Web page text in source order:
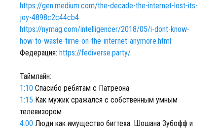
https://gen.medium.com/the-decade-the-internet-lost-its-
joy-4898c2c44cb4
https://nymag.com/intelligencer/2018/05/i-dont-know-
how-to-waste-time-on-the-internet-anymore.html
Федерация: https://fediverse.party/
Таймлайн:
1:10 Спасибо ребятам с Патреона
1:15 Как мужик сражался с собственным умным
телевизором
4:00 Люди как имущество бигтеха. Шошана Зубофф и